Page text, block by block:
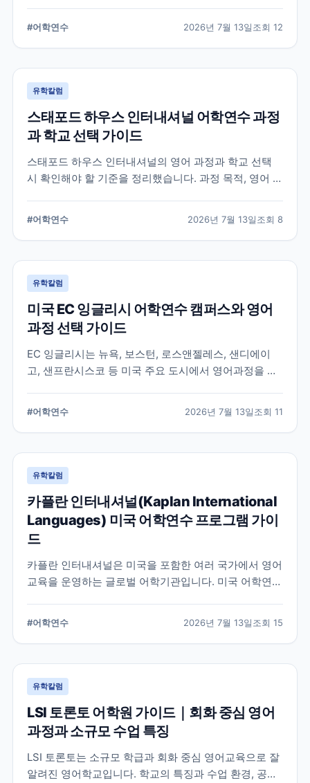
#어학연수 2026년 7월 13일조회 12
유학칼럼
스태포드 하우스 인터내셔널 어학연수 과정
과 학교 선택 가이드
스태포드 하우스 인터내셔널의 영어 과정과 학교 선택
시 확인해야 할 기준을 정리했습니다. 과정 목적, 영어 수
#어학연수 2026년 7월 13일조회 8
유학칼럼
미국 EC 잉글리시 어학연수 캠퍼스와 영어
과정 선택 가이드
EC 잉글리시는 뉴욕, 보스턴, 로스앤젤레스, 샌디에이
고, 샌프란시스코 등 미국 주요 도시에서 영어과정을 안
할 내용을 정리합니다.
#어학연수 2026년 7월 13일조회 11
유학칼럼
카플란 인터내셔널(Kaplan International
Languages) 미국 어학연수 프로그램 가이
드
카플란 인터내셔널은 미국을 포함한 여러 국가에서 영어
교육을 운영하는 글로벌 어학기관입니다. 미국 어학연수
#어학연수 2026년 7월 13일조회 15
유학칼럼
LSI 토론토 어학원 가이드｜회화 중심 영어
과정과 소규모 수업 특징
LSI 토론토는 소규모 학급과 회화 중심 영어교육으로 잘
알려진 영어학교입니다. 학교의 특징과 수업 환경, 공식